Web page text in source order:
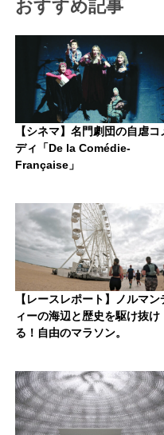
おすすめ記事
【シネマ】名門劇団の自虐コ
ディ「De la Comédie-
Française」
【レースレポート】ノルマン
ィーの海辺と歴史を駆け抜け
る！自由のマラソン。